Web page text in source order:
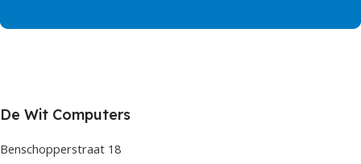
De Wit Computers
Benschopperstraat 18